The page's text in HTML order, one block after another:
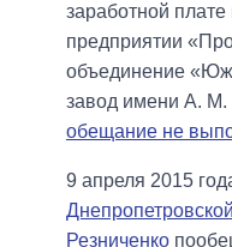
заработной
предприятии
объединение
завод имени А. М.
обещание не
9 апреля 2015
Резниченко